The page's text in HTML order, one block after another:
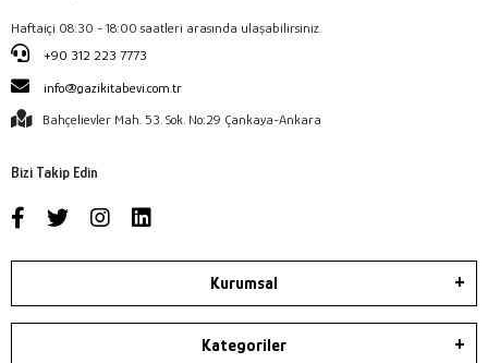
Haftaiçi 08:30 - 18:00 saatleri arasında ulaşabilirsiniz.
+90 312 223 7773
info@gazikitabevi.com.tr
Bahçelievler Mah. 53. Sok. No:29 Çankaya-Ankara
Bizi Takip Edin
Kurumsal
Kategoriler